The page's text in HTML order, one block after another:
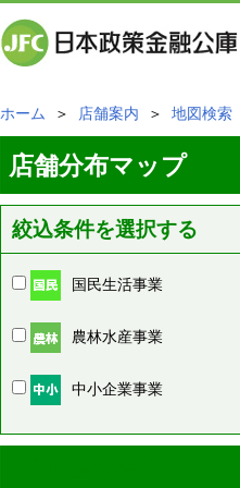
ホーム ＞ 店舗案内 ＞ 地図検索
店舗分布マップ
絞込条件を選択する
国民生活事業
農林水産事業
中小企業事業